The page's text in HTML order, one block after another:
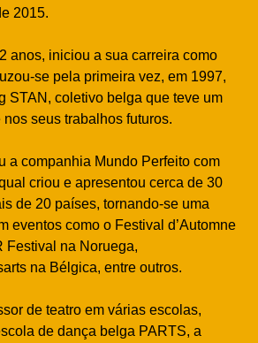
2015.
anos, iniciou a sua carreira como
se pela primeira vez, em 1997,
STAN, coletivo belga que teve um
seus trabalhos futuros.
a companhia Mundo Perfeito com
criou e apresentou cerca de 30
de 20 países, tornando-se uma
eventos como o Festival d’Automne
Festival na Noruega,
na Bélgica, entre outros.
de teatro em várias escolas,
de dança belga PARTS, a